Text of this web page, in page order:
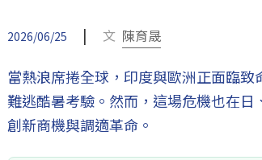
2026/06/25 | 文 陳育晟
當熱浪席捲全球，印度與歐洲正面臨
難逃酷暑考驗。然而，這場危機也在
創新商機與調適革命。